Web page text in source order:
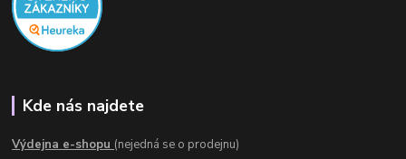
Kde nás najdete
Výdejna e-shopu (nejedná se o prodejnu)